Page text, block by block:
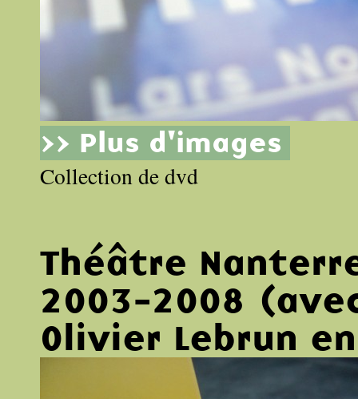
>> Plus d'images
Collection de dvd
Théâtre
2003-2008
Olivier Lebrun